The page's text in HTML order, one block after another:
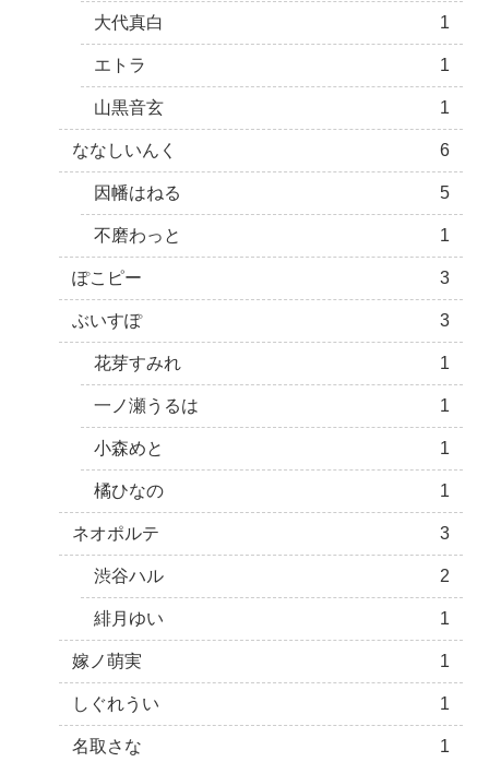
大代真白 1
エトラ 1
山黒音玄 1
ななしいんく 6
因幡はねる 5
不磨わっと 1
ぽこピー 3
ぶいすぽ 3
花芽すみれ 1
一ノ瀬うるは 1
小森めと 1
橘ひなの 1
ネオポルテ 3
渋谷ハル 2
緋月ゆい 1
嫁ノ萌実 1
しぐれうい 1
名取さな 1